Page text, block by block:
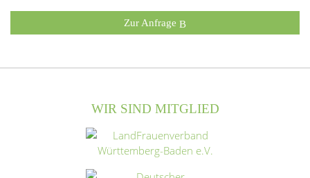
Zur Anfrage
WIR SIND MITGLIED